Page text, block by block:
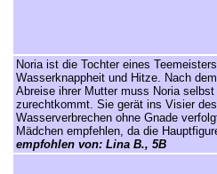
Noria ist die Tochter eines
Wasserknappheit und Hitze. Nach
Abreise ihrer Mutter muss Noria
zurechtkommt. Sie gerät ins Visier
Wasserverbrechen ohne Gnade
Mädchen empfehlen, da die
empfohlen von: Lina B., 5B